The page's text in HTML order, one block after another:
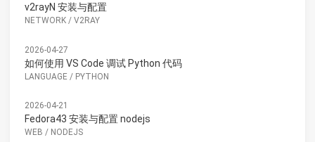
v2rayN 安装与配置
NETWORK / V2RAY
2026-04-27
如何使用 VS Code 调试 Python 代码
LANGUAGE / PYTHON
2026-04-21
Fedora43 安装与配置 nodejs
WEB / NODEJS